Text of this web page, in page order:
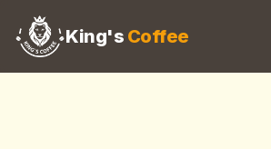
King's Coffee